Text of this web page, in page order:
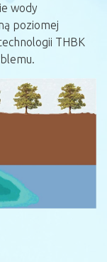
wody
poziomej
THBK